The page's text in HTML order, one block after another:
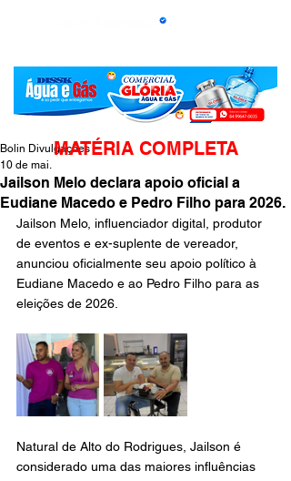
Jailson Melo declara apoio oficial a
Eudiane Macedo e Pedro Filho para 2026.
Bolin Divulgações
10 de mai.
Jailson Melo, influenciador digital, produtor
de eventos e ex-suplente de vereador,
anunciou oficialmente seu apoio político à
Eudiane Macedo e ao Pedro Filho para as
eleições de 2026.
Natural de Alto do Rodrigues, Jailson é
considerado uma das maiores influências
MATÉRIA COMPLETA